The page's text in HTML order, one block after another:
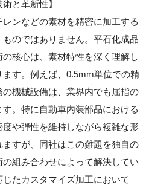
と革新性】
ンなどの素材を精密に加工する
のではありません。平石化成品
核心は、素材特性を深く理解し
す。例えば、0.5mm単位での精
機械設備は、業界内でも屈指の
。特に自動車内装部品における
や弾性を維持しながら複雑な形
すが、同社はこの難題を独自の
組み合わせによって解決してい
たカスタマイズ加工において